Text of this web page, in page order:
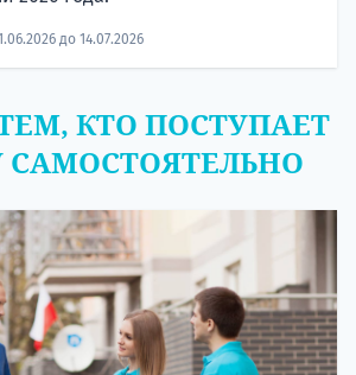
до 14.07.2026
КТО ПОСТУПАЕТ